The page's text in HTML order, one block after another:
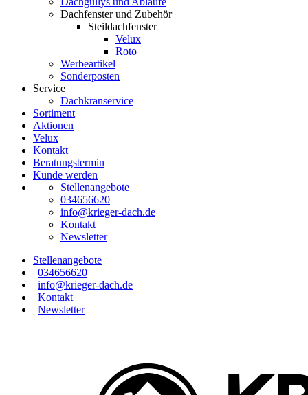
Dachfenster und Zubehör
Steildachfenster
Velux
Roto
Werbeartikel
Sonderposten
Service
Dachkranservice
Sortiment
Aktionen
Velux
Kontakt
Beratungstermin
Kunde werden
Stellenangebote
034656620
info@krieger-dach.de
Kontakt
Newsletter
Stellenangebote
| 034656620
| info@krieger-dach.de
| Kontakt
| Newsletter